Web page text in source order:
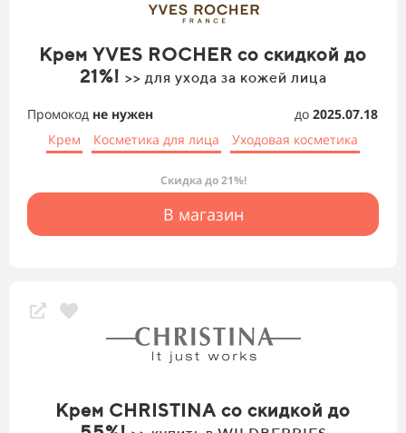
Крем YVES ROCHER со скидкой до
21%! >> для ухода за кожей лица
Промокод не нужен до 2025.07.18
Крем
Косметика для лица Уходовая косметика
Скидка до 21%!
В магазин
Крем CHRISTINA со скидкой до